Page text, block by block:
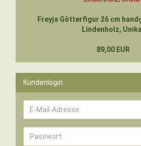
Freyja Götterfigur 26 cm
Lindenholz,
89,00 EUR
Kundenlogin
E-
Mail-
Adresse
Passwort